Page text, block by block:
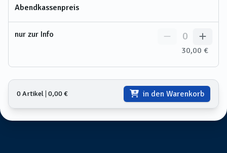
Abendkassenpreis
nur zur Info
30,00 €
0
0 Artikel 0,00 € in den Warenkorb